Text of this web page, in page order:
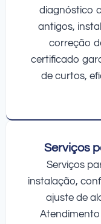
diagnóstico
antigos,
correção
certificado
de curtos,
Serviços
Serviços
instalação,
ajuste de